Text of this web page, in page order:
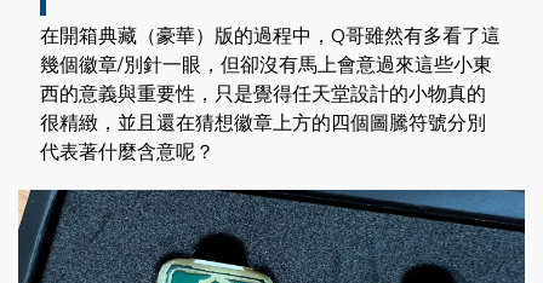
在開箱典藏（豪華）版的過程中，Q哥雖然有多看了這
幾個徽章/別針一眼，但卻沒有馬上會意過來這些小東
西的意義與重要性，只是覺得任天堂設計的小物真的
很精緻，並且還在猜想徽章上方的四個圖騰符號分別
代表著什麼含意呢？